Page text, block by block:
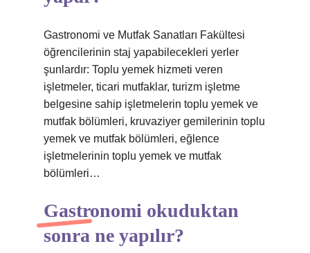
Gastronomi ve Mutfak Sanatları Fakültesi
öğrencilerinin staj yapabilecekleri yerler
şunlardır: Toplu yemek hizmeti veren
işletmeler, ticari mutfaklar, turizm işletme
belgesine sahip işletmelerin toplu yemek ve
mutfak bölümleri, kruvaziyer gemilerinin toplu
yemek ve mutfak bölümleri, eğlence
işletmelerinin toplu yemek ve mutfak
bölümleri…
Gastronomi okuduktan
sonra ne yapılır?